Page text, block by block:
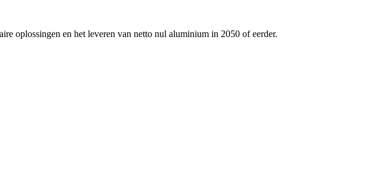
oplossingen en het leveren van netto nul aluminium in 2050 of eerder.